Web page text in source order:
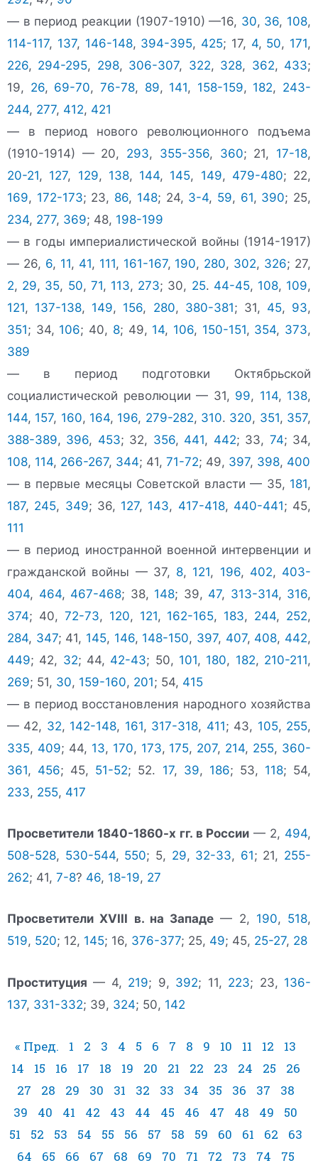
— в период реакции (1907-1910) —16, 30, 36, 108,
114-117, 137, 146-148, 394-395, 425; 17, 4, 50, 171,
226, 294-295, 298, 306-307, 322, 328, 362, 433;
19, 26, 69-70, 76-78, 89, 141, 158-159, 182, 243-
244, 277, 412, 421
— в период нового революционного подъема
(1910-1914) — 20, 293, 355-356, 360; 21, 17-18,
20-21, 127, 129, 138, 144, 145, 149, 479-480; 22,
169, 172-173; 23, 86, 148; 24, 3-4, 59, 61, 390; 25,
234, 277, 369; 48, 198-199
— в годы империалистической войны (1914-1917)
— 26, 6, 11, 41, 111, 161-167, 190, 280, 302, 326; 27,
2, 29, 35, 50, 71, 113, 273; 30, 25. 44-45, 108, 109,
121, 137-138, 149, 156, 280, 380-381; 31, 45, 93,
351; 34, 106; 40, 8; 49, 14, 106, 150-151, 354, 373,
389
— в период подготовки Октябрьской
социалистической революции — 31, 99, 114, 138,
144, 157, 160, 164, 196, 279-282, 310. 320, 351, 357,
388-389, 396, 453; 32, 356, 441, 442; 33, 74; 34,
108, 114, 266-267, 344; 41, 71-72; 49, 397, 398, 400
— в первые месяцы Советской власти — 35, 181,
187, 245, 349; 36, 127, 143, 417-418, 440-441; 45,
111
— в период иностранной военной интервенции и
гражданской войны — 37, 8, 121, 196, 402, 403-
404, 464, 467-468; 38, 148; 39, 47, 313-314, 316,
374; 40, 72-73, 120, 121, 162-165, 183, 244, 252,
284, 347; 41, 145, 146, 148-150, 397, 407, 408, 442,
449; 42, 32; 44, 42-43; 50, 101, 180, 182, 210-211,
269; 51, 30, 159-160, 201; 54, 415
— в период восстановления народного хозяйства
— 42, 32, 142-148, 161, 317-318, 411; 43, 105, 255,
335, 409; 44, 13, 170, 173, 175, 207, 214, 255, 360-
361, 456; 45, 51-52; 52. 17, 39, 186; 53, 118; 54,
233, 255, 417
Просветители 1840-1860-х гг. в России — 2, 494,
508-528, 530-544, 550; 5, 29, 32-33, 61; 21, 255-
262; 41, 7-8? 46, 18-19, 27
Просветители XVIII в. на Западе — 2, 190, 518,
519, 520; 12, 145; 16, 376-377; 25, 49; 45, 25-27, 28
Проституция — 4, 219; 9, 392; 11, 223; 23, 136-
137, 331-332; 39, 324; 50, 142
« Пред. 1 2 3 4 5 6 7 8 9 10 11 12
13
14
15 16 17 18 19 20 21 22 23 24 25
26
27
28 29 30 31 32 33 34 35 36 37
38
39
40 41 42 43 44 45 46 47 48 49
50
51
52 53 54 55 56 57 58 59 60 61 62
63
64
65 66 67 68 69 70 71 72 73 74 75